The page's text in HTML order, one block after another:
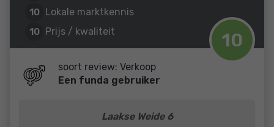
10
10 Lokale marktkennis
10 Prijs / kwaliteit
10 Service en begeleiding
soort review: Verkoop
Een funda gebruiker
Laakse Weide 6